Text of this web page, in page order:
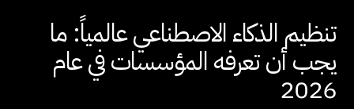
تنظيم الذكاء الاصطناعي عالمياً: ما
يجب أن تعرفه المؤسسات في عام
2026